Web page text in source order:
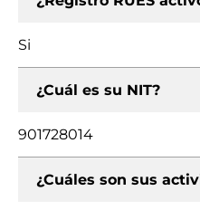
Si
¿Cuál es su NIT?
901728014
¿Cuáles son sus